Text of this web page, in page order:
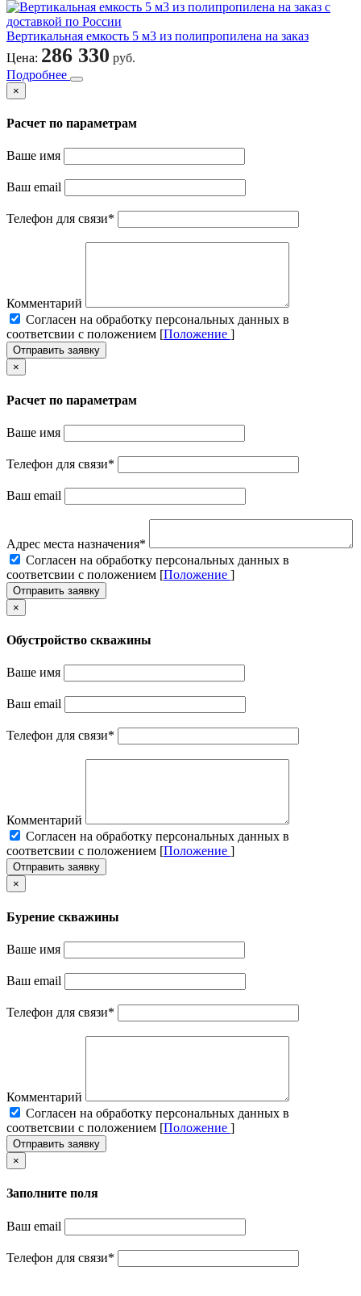
Вертикальная емкость 5 м3 из полипропилена на заказ
Цена: 286 330 руб.
Подробнее
×
Расчет по параметрам
Ваше имя
Ваш email
Телефон для связи*
Комментарий
Cогласен на обработку персональных данных в
соответсвии с положением [Положение ]
Отправить заявку
×
Расчет по параметрам
Ваше имя
Телефон для связи*
Ваш email
Адрес места назначения*
Cогласен на обработку персональных данных в
соответсвии с положением [Положение ]
Отправить заявку
×
Обустройство скважины
Ваше имя
Ваш email
Телефон для связи*
Комментарий
Cогласен на обработку персональных данных в
соответсвии с положением [Положение ]
Отправить заявку
×
Бурение скважины
Ваше имя
Ваш email
Телефон для связи*
Комментарий
Cогласен на обработку персональных данных в
соответсвии с положением [Положение ]
Отправить заявку
×
Заполните поля
Ваш email
Телефон для связи*